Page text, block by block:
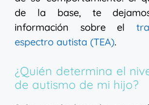
de la base, te
información sobre el
espectro autista (TEA).
¿Quién determina el
de autismo de mi hijo?